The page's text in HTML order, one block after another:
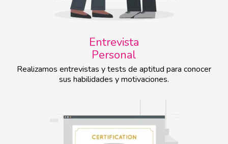
Entrevista
Personal
Realizamos entrevistas y tests de aptitud para conocer
sus habilidades y motivaciones.